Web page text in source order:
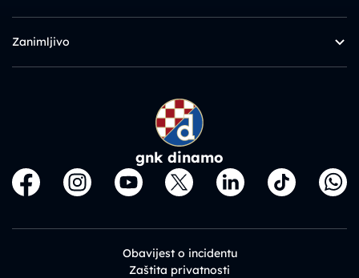
Zanimljivo
gnk dinamo
Obavijest o incidentu
Zaštita privatnosti